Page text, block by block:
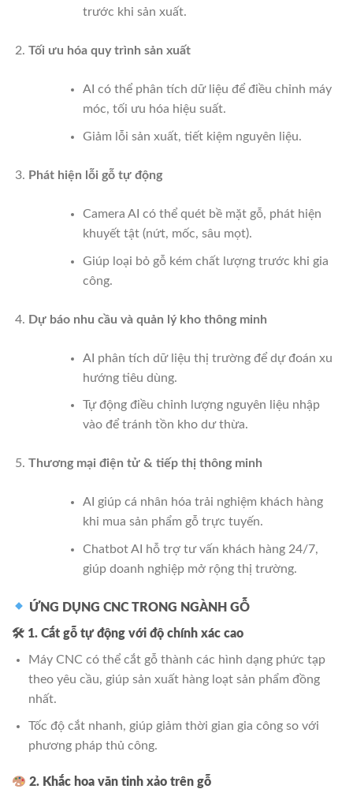
trước khi sản xuất.
Tối ưu hóa quy trình sản xuất
AI có thể phân tích dữ liệu để điều chỉnh máy
móc, tối ưu hóa hiệu suất.
Giảm lỗi sản xuất, tiết kiệm nguyên liệu.
Phát hiện lỗi gỗ tự động
Camera AI có thể quét bề mặt gỗ, phát hiện
khuyết tật (nứt, mốc, sâu mọt).
Giúp loại bỏ gỗ kém chất lượng trước khi gia
công.
Dự báo nhu cầu và quản lý kho thông minh
AI phân tích dữ liệu thị trường để dự đoán xu
hướng tiêu dùng.
Tự động điều chỉnh lượng nguyên liệu nhập
vào để tránh tồn kho dư thừa.
Thương mại điện tử & tiếp thị thông minh
AI giúp cá nhân hóa trải nghiệm khách hàng
khi mua sản phẩm gỗ trực tuyến.
Chatbot AI hỗ trợ tư vấn khách hàng 24/7,
giúp doanh nghiệp mở rộng thị trường.
ỨNG DỤNG CNC TRONG NGÀNH GỖ
🛠 1. Cắt gỗ tự động với độ chính xác cao
Máy CNC có thể cắt gỗ thành các hình dạng phức tạp
theo yêu cầu, giúp sản xuất hàng loạt sản phẩm đồng
nhất.
Tốc độ cắt nhanh, giúp giảm thời gian gia công so với
phương pháp thủ công.
2. Khắc hoa văn tinh xảo trên gỗ